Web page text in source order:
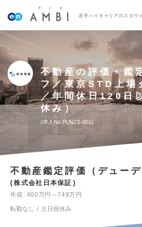
若手ハイキャリアのスカウ
不動産の評価・鑑
フ／東京STD上場
／年間休日120日
休み）
求人No.PLNZS-001
不動産鑑定評価（デューデ
株式会社日本保証
年収
400万円～749万円
転勤なし
土日祝休み